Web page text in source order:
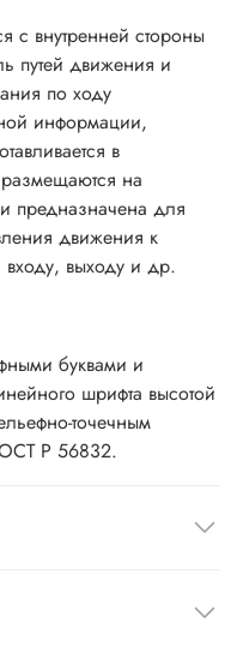
с внутренней стороны
путей движения и
по ходу
информации,
в
на
предназначена для
движения к
выходу и др.
буквами и
шрифта высотой
точечным
Р 56832.